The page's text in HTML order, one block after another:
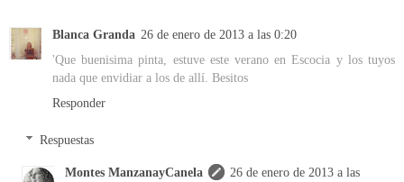
Blanca Granda 26 de enero de 2013 a las 0:20
'Que buenisima pinta, estuve este verano en Escocia y los tuyos
nada que envidiar a los de allí. Besitos
Responder
Respuestas
Montes ManzanayCanela
26 de enero de 2013 a las